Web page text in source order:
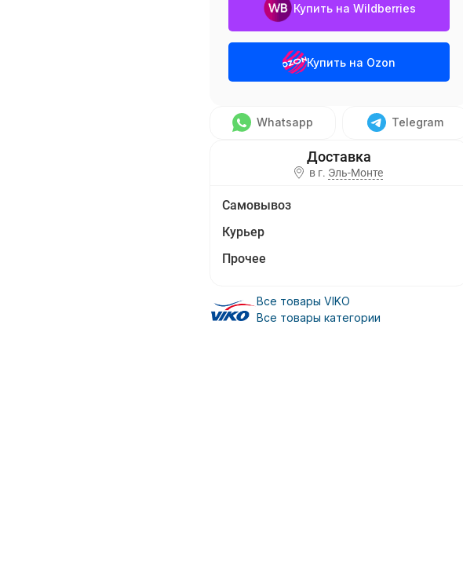
Купить на Wildberries
Купить на Ozon
Whatsapp Telegram
в г. Эль-Монте
Самовывоз
Курьер
Прочее
Все товары VIKO
Все товары категории